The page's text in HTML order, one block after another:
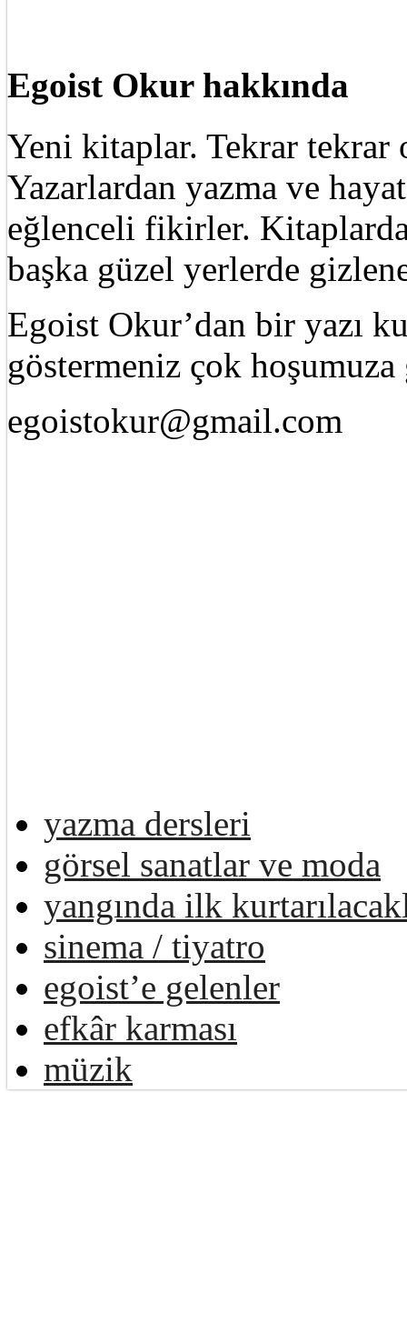
Egoist Okur hakkında
Yeni kitaplar. Tekrar tekrar
Yazarlardan yazma ve
eğlenceli fikirler.
başka güzel yerlerde
Egoist Okur’dan bir yazı
göstermeniz çok
egoistokur@gmail.com
yazma dersleri
görsel sanatlar ve moda
yangında ilk
sinema / tiyatro
egoist’e gelenler
efkâr karması
müzik